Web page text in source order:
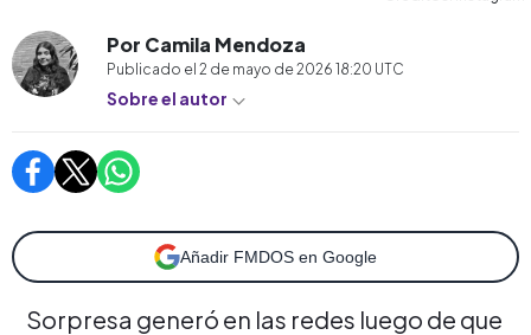
Por Camila Mendoza
Publicado el 2 de mayo de 2026 18:20 UTC
Sobre el autor
Añadir FMDOS en Google
Sorpresa generó en las redes luego de que